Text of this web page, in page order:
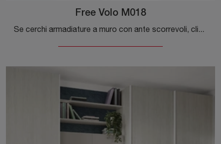
Free Volo M018
Se cerchi armadiature a muro con ante scorrevoli, clicca e scopri l'armadio Free Volo M018 di Colombini Casa in melaminico.